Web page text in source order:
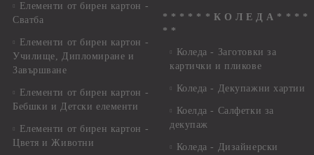
Елементи от бирен картон -
Сватба
Елементи от бирен картон -
Училище, Дипломиране и
Завършване
Елементи от бирен картон -
Бебшки и Детски елементи
Елементи от бирен картон -
Цветя и Животни
* * * * * * К О Л Е Д А * * * *
* *
Коледа - Заготовки за
картички и пликове
Коледа - Декупажни хартии
Коелда - Салфетки за
декупаж
Коледа - Дизайнерски